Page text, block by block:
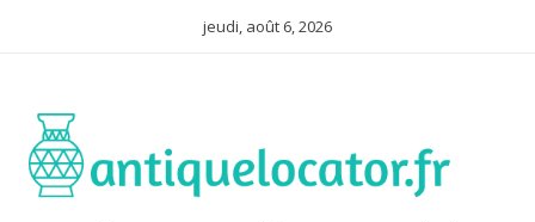
jeudi, août 6, 2026